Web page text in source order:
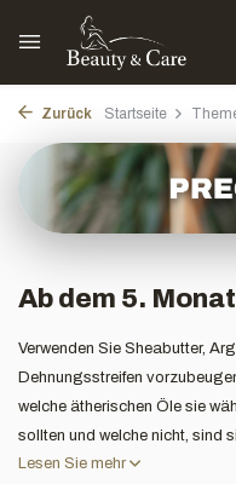
Zurück Startseite
Ab dem 5.
Verwenden Sie Sheabutter,
Dehnungsstreifen
welche ätherischen Öle sie
sollten und welche nicht, sind
Lesen Sie mehr